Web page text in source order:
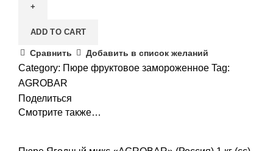
ADD TO CART
Сравнить Добавить в список желаний
Category: Пюре фруктовое замороженное Tag:
AGROBAR
Поделиться
Смотрите также…